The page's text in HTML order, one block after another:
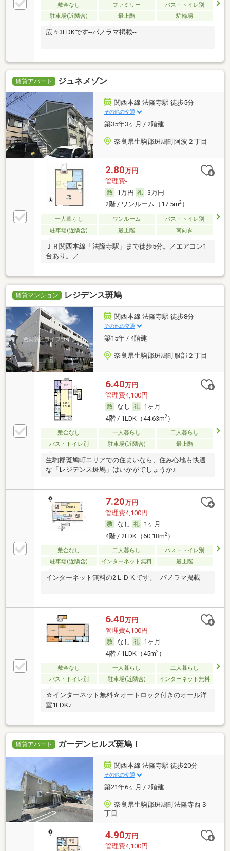
敷金なし ファミリー
バス・トイレ別
駐車場(近隣含)
最上階 駐輪場
広々3LDKです--パノラマ掲載--
賃貸アパート ジュネメゾン
関西本線 法隆寺駅 徒歩5分
その他の交通
築35年3ヶ月 / 2階建
奈良県生駒郡斑鳩町阿波２丁目
2.80万円
管理費-
1万円
3万円
2階 / ワンルーム（17.5m2）
一人暮らし ワンルーム
バス・トイレ別
駐車場(近隣含)
最上階 南向き
ＪＲ関西本線「法隆寺駅」まで徒歩5分。／エアコン1
台あり。／
賃貸マンション レジデンス斑鳩
関西本線 法隆寺駅 徒歩8分
その他の交通
築15年 / 4階建
奈良県生駒郡斑鳩町服部２丁目
6.40万円
管理費4,100円
なし
1ヶ月
4階 / 1LDK（44.63m2）
敷金なし 一人暮らし
二人暮らし
バス・トイレ別
駐車場(近隣含) 最上階
生駒郡斑鳩町エリアでの住まいなら、住み心地も快適
な「レジデンス斑鳩」はいかがでしょうか♪
7.20万円
管理費4,100円
なし
1ヶ月
4階 / 2LDK（60.18m2）
敷金なし 二人暮らし
バス・トイレ別
駐車場(近隣含)
インターネット無料 最上階
インターネット無料の2ＬＤＫです。--パノラマ掲載--
6.40万円
管理費4,100円
なし
1ヶ月
4階 / 1LDK（45m2）
敷金なし 一人暮らし
二人暮らし
バス・トイレ別
駐車場(近隣含) インターネット無料
☆インターネット無料☆オートロック付きのオール洋
室1LDK♪
賃貸アパート ガーデンヒルズ斑鳩Ｉ
関西本線 法隆寺駅 徒歩20分
その他の交通
築21年6ヶ月 / 2階建
奈良県生駒郡斑鳩町法隆寺西３
丁目
4.90万円
管理費4,100円